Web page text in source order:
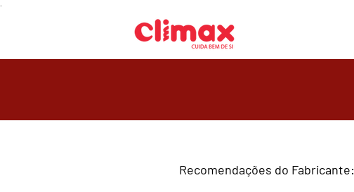
Recomendações do Fabricante: